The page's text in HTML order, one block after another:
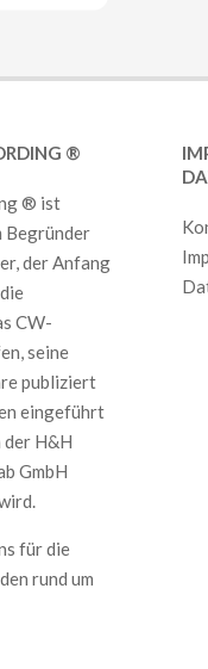
®
® ist
Begründer
der Anfang
CW-
seine
publiziert
eingeführt
H&H
GmbH
für die
rund um